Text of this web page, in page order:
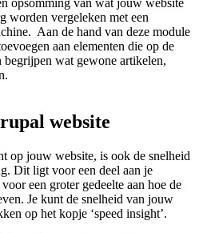
opsomming van wat jouw website
worden vergeleken met een
Aan de hand van deze module
aan elementen die op de
begrijpen wat gewone artikelen,
website
op jouw website, is ook de snelheid
Dit ligt voor een deel aan je
een groter gedeelte aan hoe de
Je kunt de snelheid van jouw
op het kopje ‘speed insight’.